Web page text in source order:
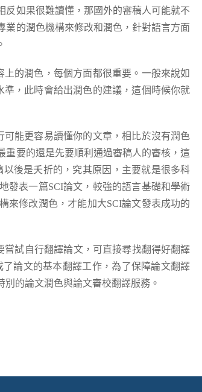
如果很難讀懂，那國外的審稿人可能就不
的潤色機構來修改和潤色，針對語言方面
的潤色，每個方面都很重要。一般來說如
，此時會給出潤色的建議，這個時候你就
能更容易讀懂你的文章，相比於沒有潤色
重要的還是先要順利通過審稿人的審核，這
後是夭折的，究其原因，主要就是很多科
發表一篇SCI論文，較強的語言基礎和學術
來修改潤色，才能加大SCI論文發表成功的
試自行翻譯論文，可直接尋找翻得好翻譯
論文的基本翻譯工作，為了保障論文翻譯
的論文潤色與論文審校翻譯服務。